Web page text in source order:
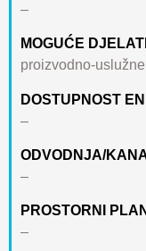
–
MOGUĆE
proizvodno-
DOSTUPNOST
–
ODVODNJA/
–
PROSTORNI
–